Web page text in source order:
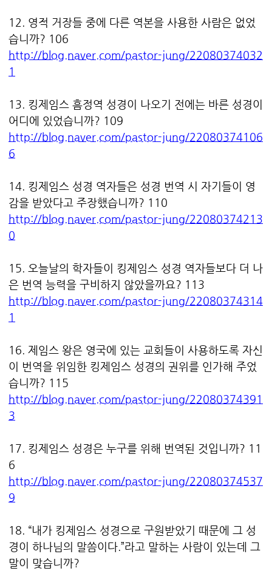
12. 영적 거장들 중에 다른 역본을 사용한 사람은 없었
습니까? 106
http://blog.naver.com/pastor-jung/22080374032
1
13. 킹제임스 흠정역 성경이 나오기 전에는 바른 성경이
어디에 있었습니까? 109
http://blog.naver.com/pastor-jung/22080374106
6
14. 킹제임스 성경 역자들은 성경 번역 시 자기들이 영
감을 받았다고 주장했습니까? 110
http://blog.naver.com/pastor-jung/22080374213
0
15. 오늘날의 학자들이 킹제임스 성경 역자들보다 더 나
은 번역 능력을 구비하지 않았을까요? 113
http://blog.naver.com/pastor-jung/22080374314
1
16. 제임스 왕은 영국에 있는 교회들이 사용하도록 자신
이 번역을 위임한 킹제임스 성경의 권위를 인가해 주었
습니까? 115
http://blog.naver.com/pastor-jung/22080374391
3
17. 킹제임스 성경은 누구를 위해 번역된 것입니까? 11
6
http://blog.naver.com/pastor-jung/22080374537
9
18. “내가 킹제임스 성경으로 구원받았기 때문에 그 성
경이 하나님의 말씀이다.”라고 말하는 사람이 있는데 그
말이 맞습니까?